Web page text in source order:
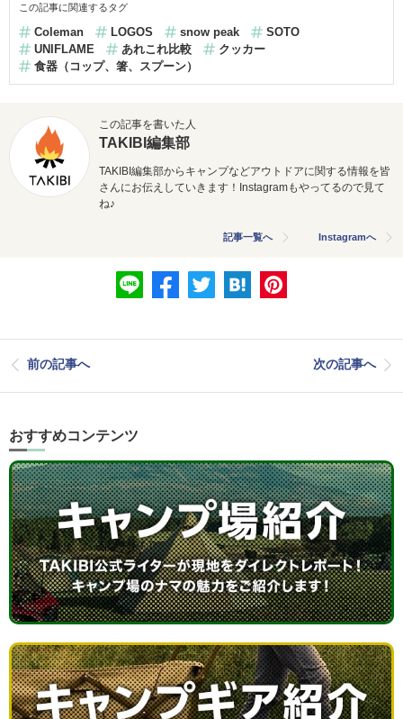
この記事に関連するタグ
Coleman LOGOS snow peak
SOTO
UNIFLAME
あれこれ比較
クッカー
食器（コップ、箸、スプーン）
この記事を書いた人
TAKIBI編集部
TAKIBI編集部からキャンプなどアウトドアに関する情報を皆
さんにお伝えしていきます！Instagramもやってるので見て
ね♪
記事一覧へ Instagramへ
前の記事へ 次の記事へ
おすすめコンテンツ